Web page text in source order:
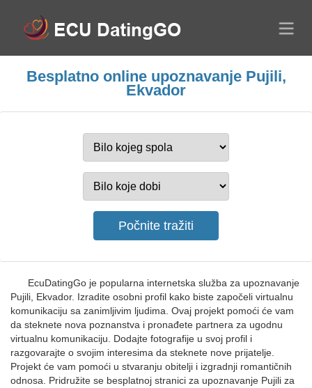
Besplatno online upoznavanje Pujili,
Ekvador
EcuDatingGo je popularna internetska služba za upoznavanje
Pujili, Ekvador. Izradite osobni profil kako biste započeli virtualnu
komunikaciju sa zanimljivim ljudima. Ovaj projekt pomoći će vam
da steknete nova poznanstva i pronađete partnera za ugodnu
virtualnu komunikaciju. Dodajte fotografije u svoj profil i
razgovarajte o svojim interesima da steknete nove prijatelje.
Projekt će vam pomoći u stvaranju obitelji i izgradnji romantičnih
odnosa. Pridružite se besplatnoj stranici za upoznavanje Pujili za